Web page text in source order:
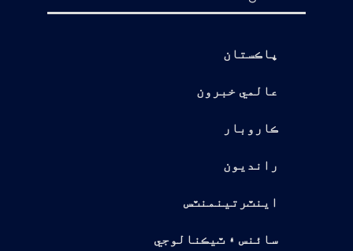
پاڪستان
عالمي خبرون
ڪاروبار
رانديون
اينٽرتينمنٽس
سائنس ۽ ٽيڪنالوجي